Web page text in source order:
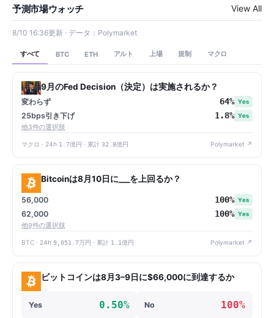
予測市場ウォッチ View All
8/10 16:36更新 · データ：Polymarket
すべて BTC ETH アルト 上場 規制 マクロ
9月のFed Decision（決定）は実施されるか？
変わらず 64% Yes
25bps引き下げ 1.8% Yes
他3件の選択肢
マクロ · 24h 1.7億円 · 累計 32.8億円 Polymarket ↗
Bitcoinは8月10日に___を上回るか？
56,000 100% Yes
62,000 100% Yes
他9件の選択肢
BTC · 24h 9,051.7万円 · 累計 1.1億円 Polymarket ↗
ビットコインは8月3–9日に$66,000に到達するか
Yes 0.50% No 100%